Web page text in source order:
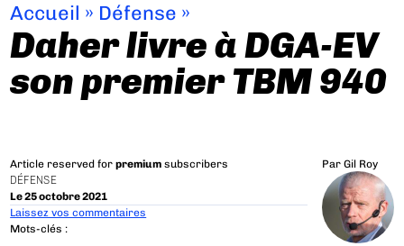
Accueil » Défense »
Daher livre à DGA-EV
son premier TBM 940
Article reserved forpremium subscribers
DÉFENSE
Le 25 octobre 2021
Par Gil Roy
Laissez vos commentaires
Mots-clés :